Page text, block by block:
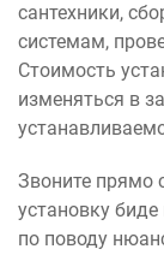
сантехники,
системам,
Стоимость
изменяться в
Звоните прямо
установку
по поводу